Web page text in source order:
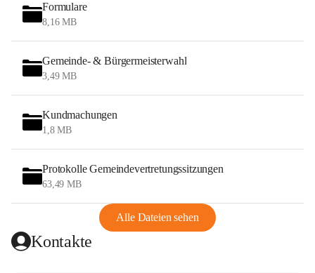
Formulare
8,16 MB
Gemeinde- & Bürgermeisterwahl
3,49 MB
Kundmachungen
1,8 MB
Protokolle Gemeindevertretungssitzungen
63,49 MB
Alle Dateien sehen
Kontakte